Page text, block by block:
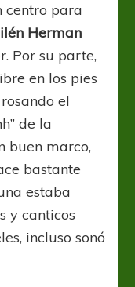
centro para
Herman
Por su parte,
en los pies
el
de la
buen marco,
bastante
estaba
y canticos
incluso sonó